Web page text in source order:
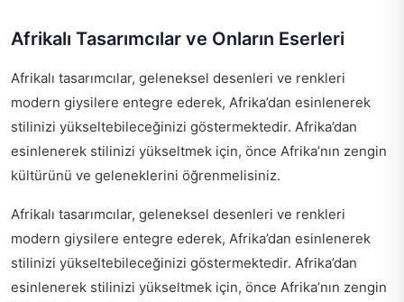
Afrikalı Tasarımcılar ve Onların Eserleri
Afrikalı tasarımcılar, geleneksel desenleri ve renkleri
modern giysilere entegre ederek, Afrika’dan esinlenerek
stilinizi yükseltebileceğinizi göstermektedir. Afrika’dan
esinlenerek stilinizi yükseltmek için, önce Afrika’nın zengin
kültürünü ve geleneklerini öğrenmelisiniz.
Afrikalı tasarımcılar, geleneksel desenleri ve renkleri
modern giysilere entegre ederek, Afrika’dan esinlenerek
stilinizi yükseltebileceğinizi göstermektedir. Afrika’dan
esinlenerek stilinizi yükseltmek için, önce Afrika’nın zengin